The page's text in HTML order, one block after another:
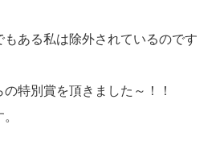
ある私は除外されているのです
特別賞を頂きました～！！